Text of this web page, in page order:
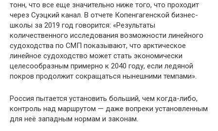
тонн, что все еще значительно ниже того, что проходит
через Суэцкий канал. В отчете Копенгагенской бизнес-
школы за 2019 год говорится: «Результаты
количественного исследования возможности линейного
судоходства по СМП показывают, что арктическое
линейное судоходство может стать экономически
целесообразным примерно к 2040 году, если ледяной
покров продолжит сокращаться нынешними темпами».
Россия пытается установить больший, чем когда-либо,
контроль над маршрутом — даже вопреки установленным
для неё западным нормам и законам.